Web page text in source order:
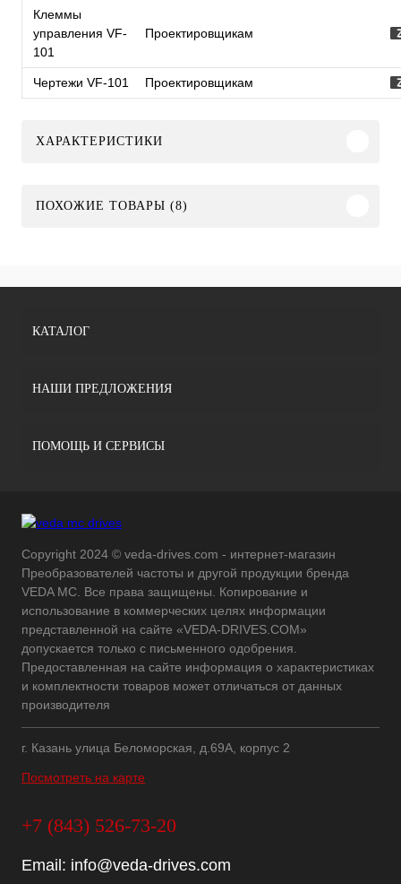
Клеммы
управления VF-
101
Проектировщикам
Чертежи VF-101 Проектировщикам
ХАРАКТЕРИСТИКИ
ПОХОЖИЕ ТОВАРЫ (8)
КАТАЛОГ
НАШИ ПРЕДЛОЖЕНИЯ
ПОМОЩЬ И СЕРВИСЫ
Copyright 2024 © veda-drives.com - интернет-магазин
Преобразователей частоты и другой продукции бренда
VEDA MC. Все права защищены. Копирование и
использование в коммерческих целях информации
представленной на сайте «VEDA-DRIVES.COM»
допускается только с письменного одобрения.
Предоставленная на сайте информация о характеристиках
и комплектности товаров может отличаться от данных
производителя
г. Казань улица Беломорская, д.69А, корпус 2
Посмотреть на карте
+7 (843) 526-73-20
Email: info@veda-drives.com